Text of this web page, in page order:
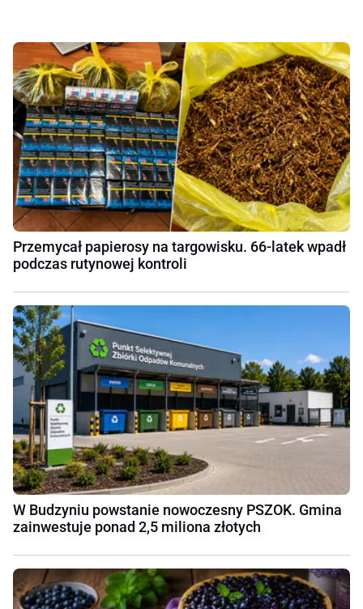
Przemycał papierosy na targowisku. 66-latek wpadł
podczas rutynowej kontroli
W Budzyniu powstanie nowoczesny PSZOK. Gmina
zainwestuje ponad 2,5 miliona złotych